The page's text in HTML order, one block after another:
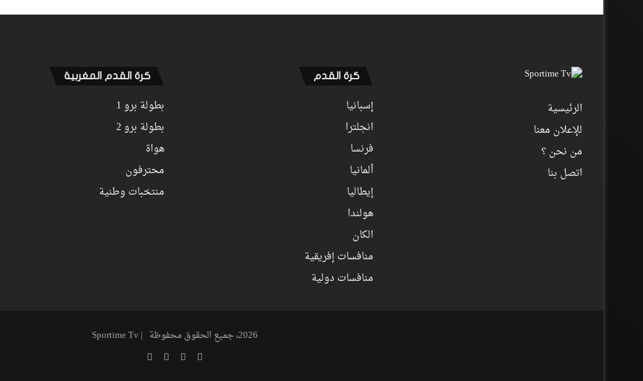
الرئيسية
للإعلان معنا
من نحن ؟
اتصل بنا
كرة القدم
إسبانيا
انجلترا
فرنسا
ألمانيا
إيطاليا
هولندا
الكان
منافسات إفريقية
منافسات دولية
كرة القدم المغربية
بطولة برو 1
بطولة برو 2
هواة
محترفون
منتخبات وطنية
2026، جميع الحقوق محفوظة | Sportime Tv
فيسبوك
‫YouTube